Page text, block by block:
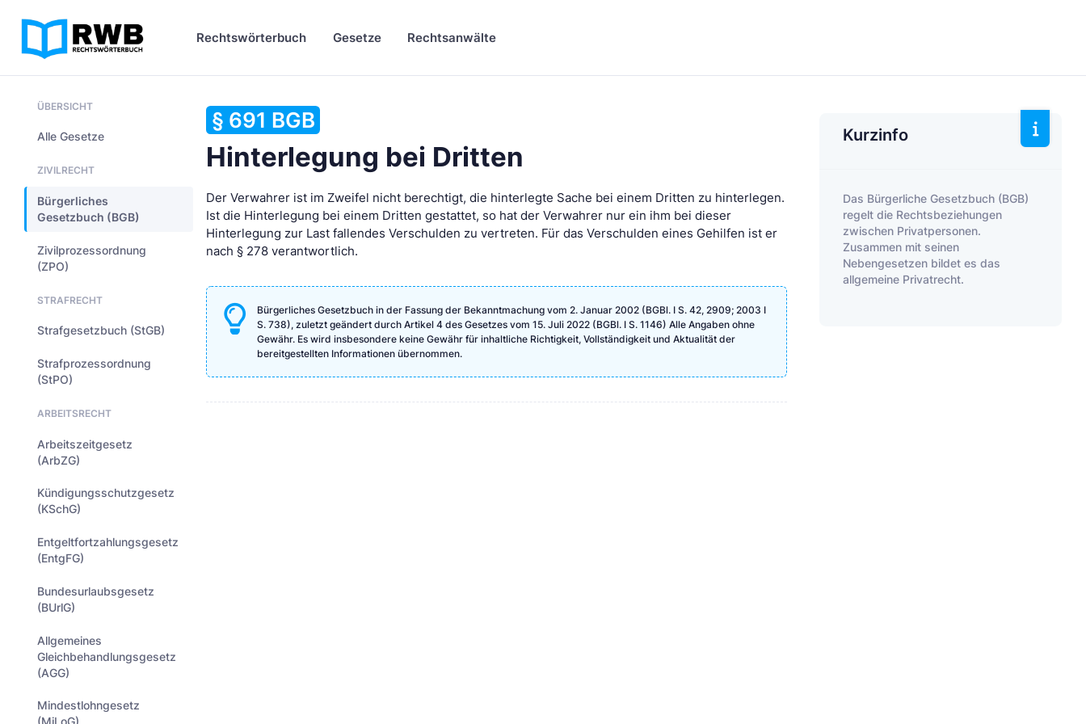
Rechtswörterbuch Gesetze Rechtsanwälte
ÜBERSICHT
Alle Gesetze
ZIVILRECHT
Bürgerliches
Gesetzbuch (BGB)
Zivilprozessordnung
(ZPO)
STRAFRECHT
Strafgesetzbuch (StGB)
Strafprozessordnung
(StPO)
ARBEITSRECHT
Arbeitszeitgesetz
(ArbZG)
Kündigungsschutzgesetz
(KSchG)
Entgeltfortzahlungsgesetz
(EntgFG)
Bundesurlaubsgesetz
(BUrlG)
Allgemeines
Gleichbehandlungsgesetz
(AGG)
Mindestlohngesetz
§ 691 BGB
Hinterlegung bei Dritten
Der Verwahrer ist im Zweifel nicht berechtigt, die hinterlegte Sache bei einem Dritten zu hinterlegen.
Ist die Hinterlegung bei einem Dritten gestattet, so hat der Verwahrer nur ein ihm bei dieser
Hinterlegung zur Last fallendes Verschulden zu vertreten. Für das Verschulden eines Gehilfen ist er
nach § 278 verantwortlich.
Bürgerliches Gesetzbuch in der Fassung der Bekanntmachung vom 2. Januar 2002 (BGBl. I S. 42, 2909; 2003 I
S. 738), zuletzt geändert durch Artikel 4 des Gesetzes vom 15. Juli 2022 (BGBl. I S. 1146) Alle Angaben ohne
Gewähr. Es wird insbesondere keine Gewähr für inhaltliche Richtigkeit, Vollständigkeit und Aktualität der
bereitgestellten Informationen übernommen.
Kurzinfo
Das Bürgerliche Gesetzbuch (BGB)
regelt die Rechtsbeziehungen
zwischen Privatpersonen.
Zusammen mit seinen
Nebengesetzen bildet es das
allgemeine Privatrecht.